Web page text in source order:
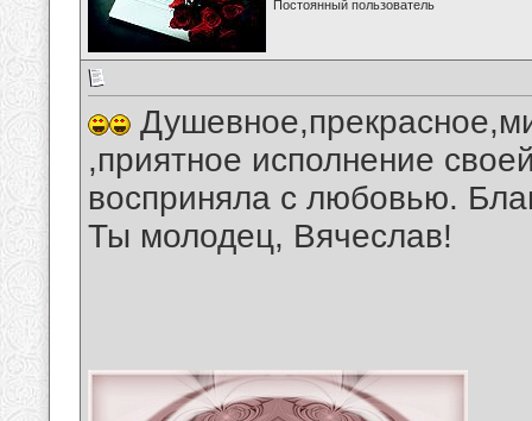
Постоянный пользователь
,приятное исполнение
восприняла с любовью.
Ты молодец, Вячеслав!